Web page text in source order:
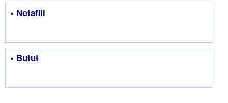
• Notafili
• Butut